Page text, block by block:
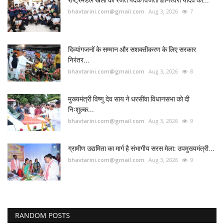
bhavtarini.com@gmail.com Aug 3, 2026 7
दिव्यांगजनों के सम्मान और सशक्तीकरण के लिए सरकार
निरंतर...
bhavtarini.com@gmail.com Aug 3, 2026 8
मुख्यमंत्री विष्णु देव साय ने धरसींवा विधानसभा को दी
निःशुल्क...
bhavtarini.com@gmail.com Aug 3, 2026 9
ग्रामीण उद्यमिता का मार्ग है संभागीय सरस मेला: उपमुख्यमंत्री...
bhavtarini.com@gmail.com Aug 3, 2026 9
RANDOM POSTS